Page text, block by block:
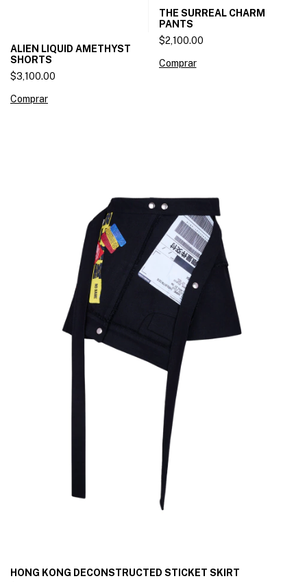
ALIEN LIQUID AMETHYST
SHORTS
$3,100.00
Comprar
THE SURREAL CHARM
PANTS
$2,100.00
Comprar
HONG KONG DECONSTRUCTED STICKET SKIRT